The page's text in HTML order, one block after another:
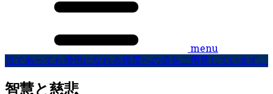
menu
誰であっても僧侶になれる得度への道をご用意しています。
智慧と慈悲